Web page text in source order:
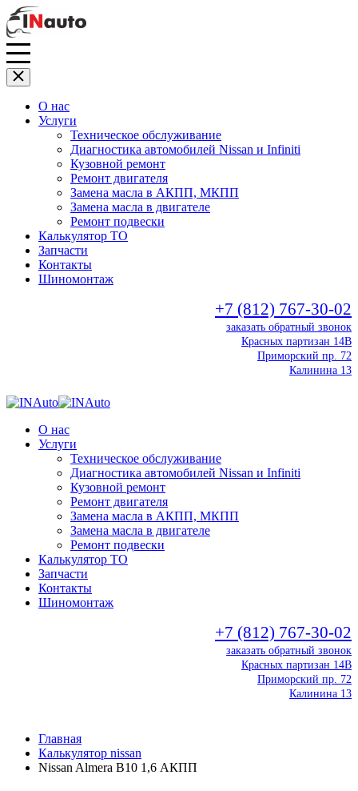
О нас
Услуги
Техническое обслуживание
Диагностика автомобилей Nissan и Infiniti
Кузовной ремонт
Ремонт двигателя
Замена масла в АКПП, МКПП
Замена масла в двигателе
Ремонт подвески
Калькулятор ТО
Запчасти
Контакты
Шиномонтаж
+7 (812) 767-30-02
заказать обратный звонок
Красных партизан 14В
Приморский пр. 72
Калинина 13
О нас
Услуги
Техническое обслуживание
Диагностика автомобилей Nissan и Infiniti
Кузовной ремонт
Ремонт двигателя
Замена масла в АКПП, МКПП
Замена масла в двигателе
Ремонт подвески
Калькулятор ТО
Запчасти
Контакты
Шиномонтаж
+7 (812) 767-30-02
заказать обратный звонок
Красных партизан 14В
Приморский пр. 72
Калинина 13
Главная
Калькулятор nissan
Nissan Almera B10 1,6 АКПП